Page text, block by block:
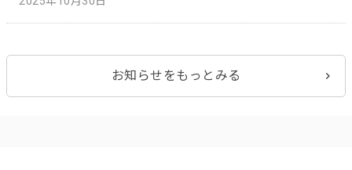
お知らせをもっとみる